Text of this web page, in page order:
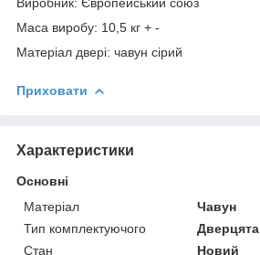
Маса виробу: 10,5 кг + -
Матеріал двері: чавун сірий
Приховати
Характеристики
Основні
Матеріал
Чавун
Тип комплектуючого
Дверцята
Стан
Новий